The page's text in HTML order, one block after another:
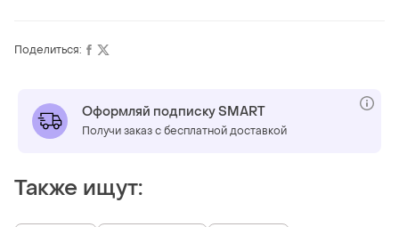
Поделиться:
Оформляй подписку SMART
Получи заказ с бесплатной доставкой
Также ищут: